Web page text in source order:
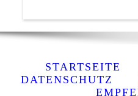
STARTSEITE
DATENSCHUTZ